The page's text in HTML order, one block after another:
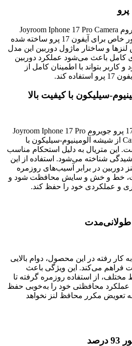
گلس لنز آیفون 17 پرو جویروم Joyroom Iphone 17 Pro Camera
Lens Glass JR-17LJ3 به‌طور خاص برای آیفون 17 پرو ساخته شده
لنزها و ساختار ماژول دوربین این مدل
کامل باعث می‌شود عملکرد دوربین
کاربر بتواند با اطمینان کامل از
کند.
سیلیکون با کیفیت بالا
در ساخت گلس لنز آیفون 17 پرو جویروم Joyroom Iphone 17 Pro
Camera Lens Glass JR-17LJ3 از شیشه آلومینیوم-سیلیکون با
این متریال به دلیل استحکام مناسب
شناخته می‌شود. استفاده از این
در برابر آسیب‌های روزمره
خط و خش و سایش محافظت شود و
و عملکردی خود را حفظ کند.
طولانی‌مدت
کار رفته در این محصول، دوام بالایی
فراهم می‌کند. این ویژگی باعث
از استفاده روزمره گرفته تا
محافظتی خود را به‌خوبی حفظ
به تعویض مکرر محافظ لنز نخواهد